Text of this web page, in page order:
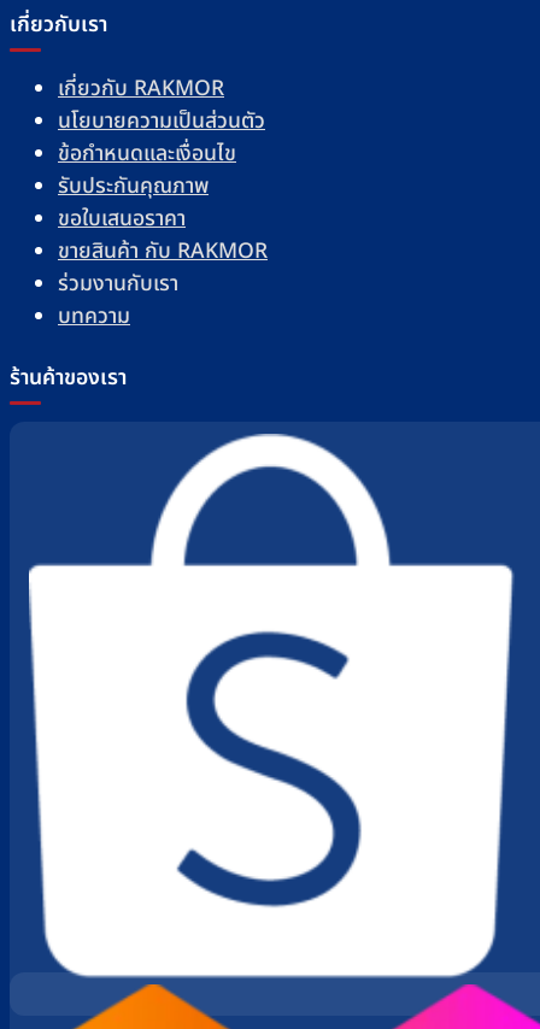
เกี่ยวกับเรา
เกี่ยวกับ RAKMOR
นโยบายความเป็นส่วนตัว
ข้อกำหนดและเงื่อนไข
รับประกันคุณภาพ
ขอใบเสนอราคา
ขายสินค้า กับ RAKMOR
ร่วมงานกับเรา
บทความ
ร้านค้าของเรา